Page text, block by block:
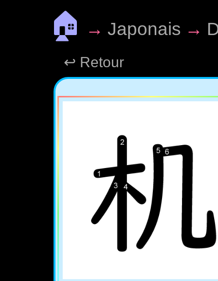
🏠 → Japonais →
↩ Retour